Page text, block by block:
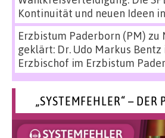
Kontinuität und neuen Ideen
Erzbistum Paderborn (PM) zu
geklärt: Dr. Udo Markus
Erzbischof im Erzbistum
„SYSTEMFEHLER“ – DER